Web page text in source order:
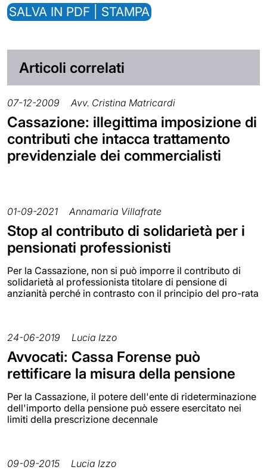
SALVA IN PDF | STAMPA
Articoli correlati
07-12-2009 Avv. Cristina Matricardi
Cassazione: illegittima imposizione di
contributi che intacca trattamento
previdenziale dei commercialisti
01-09-2021 Annamaria Villafrate
Stop al contributo di solidarietà per i
pensionati professionisti
Per la Cassazione, non si può imporre il contributo di
solidarietà al professionista titolare di pensione di
anzianità perché in contrasto con il principio del pro-rata
24-06-2019 Lucia Izzo
Avvocati: Cassa Forense può
rettificare la misura della pensione
Per la Cassazione, il potere dell'ente di rideterminazione
dell'importo della pensione può essere esercitato nei
limiti della prescrizione decennale
09-09-2015 Lucia Izzo